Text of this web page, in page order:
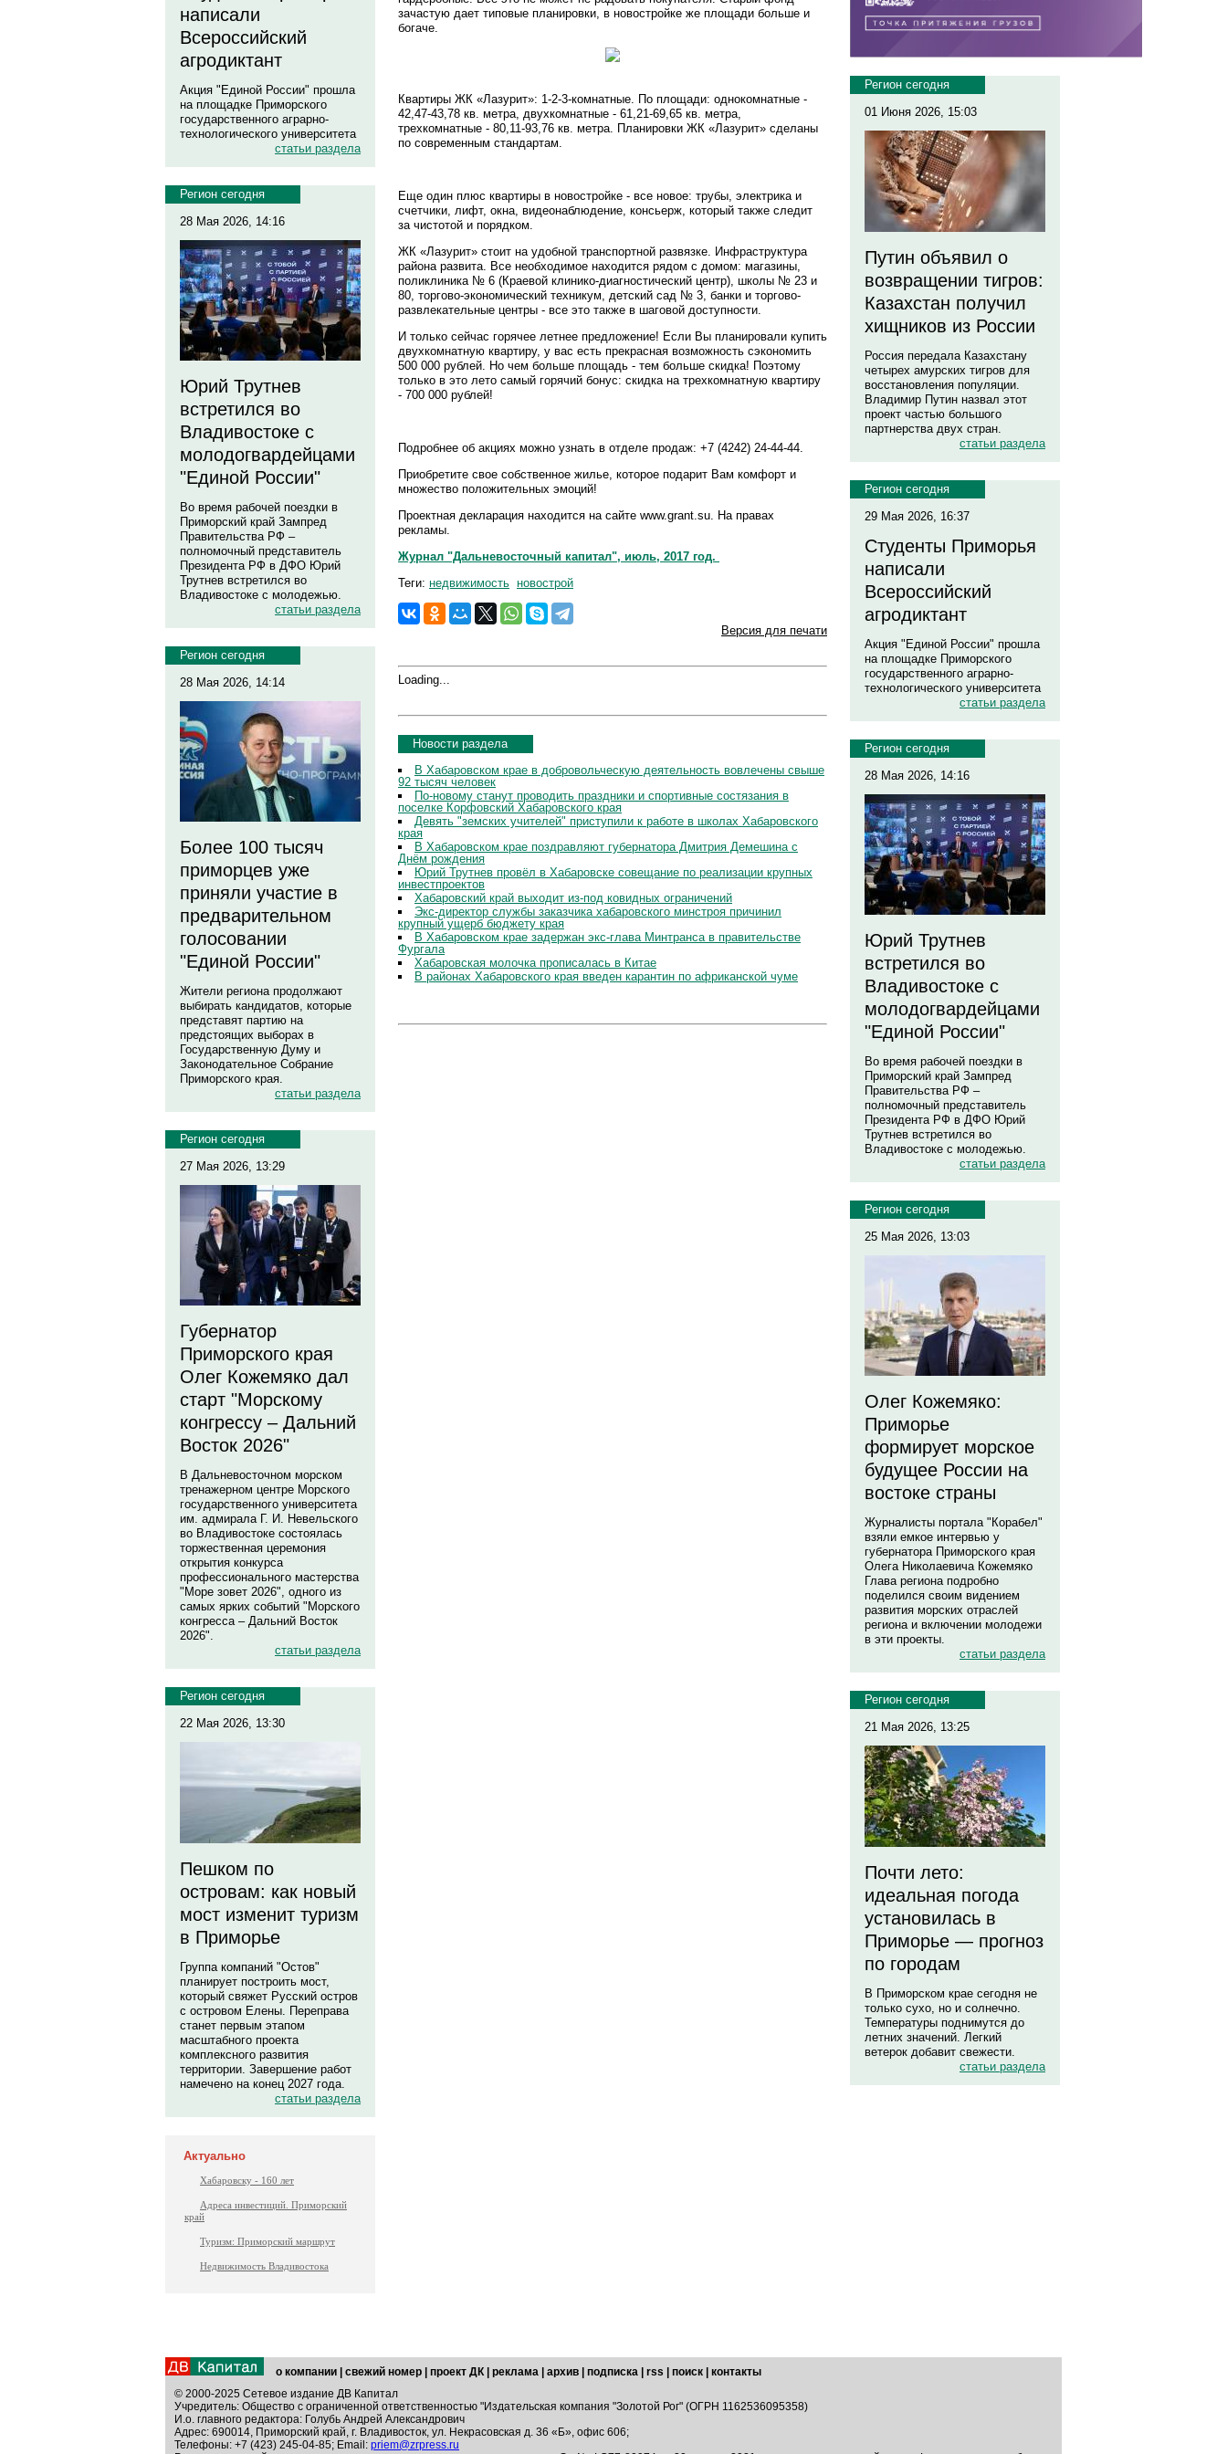
написали
Всероссийский
агродиктант
Акция "Единой России" прошла
на площадке Приморского
государственного аграрно-
технологического университета
статьи раздела
Регион сегодня
28 Мая 2026, 14:16
Юрий Трутнев
встретился во
Владивостоке с
молодогвардейцами
"Единой России"
Во время рабочей поездки в
Приморский край Зампред
Правительства РФ –
полномочный представитель
Президента РФ в ДФО Юрий
Трутнев встретился во
Владивостоке с молодежью.
статьи раздела
Регион сегодня
28 Мая 2026, 14:14
Более 100 тысяч
приморцев уже
приняли участие в
предварительном
голосовании
"Единой России"
Жители региона продолжают
выбирать кандидатов, которые
представят партию на
предстоящих выборах в
Государственную Думу и
Законодательное Собрание
Приморского края.
статьи раздела
Регион сегодня
27 Мая 2026, 13:29
Губернатор
Приморского края
Олег Кожемяко дал
старт "Морскому
конгрессу – Дальний
Восток 2026"
В Дальневосточном морском
тренажерном центре Морского
государственного университета
им. адмирала Г. И. Невельского
во Владивостоке состоялась
торжественная церемония
открытия конкурса
профессионального мастерства
"Море зовет 2026", одного из
самых ярких событий "Морского
конгресса – Дальний Восток
2026".
статьи раздела
Регион сегодня
22 Мая 2026, 13:30
Пешком по
островам: как новый
мост изменит туризм
в Приморье
Группа компаний "Остов"
планирует построить мост,
который свяжет Русский остров
с островом Елены. Переправа
станет первым этапом
масштабного проекта
комплексного развития
территории. Завершение работ
намечено на конец 2027 года.
статьи раздела
Актуально
Хабаровску - 160 лет
Адреса инвестиций. Приморский
край
Туризм: Приморский маршрут
Недвижимость Владивостока
зачастую дает типовые планировки, в новостройке же площади больше и
богаче.
Квартиры ЖК «Лазурит»: 1-2-3-комнатные. По площади: однокомнатные -
42,47-43,78 кв. метра, двухкомнатные - 61,21-69,65 кв. метра,
трехкомнатные - 80,11-93,76 кв. метра. Планировки ЖК «Лазурит» сделаны
по современным стандартам.
Еще один плюс квартиры в новостройке - все новое: трубы, электрика и
счетчики, лифт, окна, видеонаблюдение, консьерж, который также следит
за чистотой и порядком.
ЖК «Лазурит» стоит на удобной транспортной развязке. Инфраструктура
района развита. Все необходимое находится рядом с домом: магазины,
поликлиника № 6 (Краевой клинико-диагностический центр), школы № 23 и
80, торгово-экономический техникум, детский сад № 3, банки и торгово-
развлекательные центры - все это также в шаговой доступности.
И только сейчас горячее летнее предложение! Если Вы планировали купить
двухкомнатную квартиру, у вас есть прекрасная возможность сэкономить
500 000 рублей. Но чем больше площадь - тем больше скидка! Поэтому
только в это лето самый горячий бонус: скидка на трехкомнатную квартиру
- 700 000 рублей!
Подробнее об акциях можно узнать в отделе продаж: +7 (4242) 24-44-44.
Приобретите свое собственное жилье, которое подарит Вам комфорт и
множество положительных эмоций!
Проектная декларация находится на сайте www.grant.su. На правах
рекламы.
Журнал "Дальневосточный капитал", июль, 2017 год.
Теги: недвижимость новострой
Версия для печати
Loading...
Новости раздела
В Хабаровском крае в добровольческую деятельность вовлечены свыше
92 тысяч человек
По-новому станут проводить праздники и спортивные состязания в
поселке Корфовский Хабаровского края
Девять "земских учителей" приступили к работе в школах Хабаровского
края
В Хабаровском крае поздравляют губернатора Дмитрия Демешина с
Днём рождения
Юрий Трутнев провёл в Хабаровске совещание по реализации крупных
инвестпроектов
Хабаровский край выходит из-под ковидных ограничений
Экс-директор службы заказчика хабаровского минстроя причинил
крупный ущерб бюджету края
В Хабаровском крае задержан экс-глава Минтранса в правительстве
Фургала
Хабаровская молочка прописалась в Китае
В районах Хабаровского края введен карантин по африканской чуме
Регион сегодня
01 Июня 2026, 15:03
Путин объявил о
возвращении тигров:
Казахстан получил
хищников из России
Россия передала Казахстану
четырех амурских тигров для
восстановления популяции.
Владимир Путин назвал этот
проект частью большого
партнерства двух стран.
статьи раздела
Регион сегодня
29 Мая 2026, 16:37
Студенты Приморья
написали
Всероссийский
агродиктант
Акция "Единой России" прошла
на площадке Приморского
государственного аграрно-
технологического университета
статьи раздела
Регион сегодня
28 Мая 2026, 14:16
Юрий Трутнев
встретился во
Владивостоке с
молодогвардейцами
"Единой России"
Во время рабочей поездки в
Приморский край Зампред
Правительства РФ –
полномочный представитель
Президента РФ в ДФО Юрий
Трутнев встретился во
Владивостоке с молодежью.
статьи раздела
Регион сегодня
25 Мая 2026, 13:03
Олег Кожемяко:
Приморье
формирует морское
будущее России на
востоке страны
Журналисты портала "Корабел"
взяли емкое интервью у
губернатора Приморского края
Олега Николаевича Кожемяко
Глава региона подробно
поделился своим видением
развития морских отраслей
региона и включении молодежи
в эти проекты.
статьи раздела
Регион сегодня
21 Мая 2026, 13:25
Почти лето:
идеальная погода
установилась в
Приморье — прогноз
по городам
В Приморском крае сегодня не
только сухо, но и солнечно.
Температуры поднимутся до
летних значений. Легкий
ветерок добавит свежести.
статьи раздела
о компании свежий номер проект ДК реклама архив подписка rss поиск
контакты
© 2000-2025 Сетевое издание ДВ Капитал
Учредитель: Общество с ограниченной ответственностью "Издательская компания "Золотой Рог" (ОГРН 1162536095358)
И.о. главного редактора: Голубь Андрей Александрович
Адрес: 690014, Приморский край, г. Владивосток, ул. Некрасовская д. 36 «Б», офис 606;
Телефоны: +7 (423) 245-04-85; Email: priem@zrpress.ru